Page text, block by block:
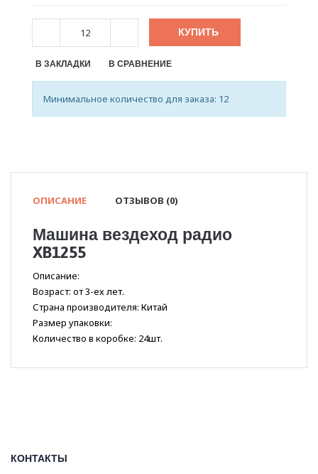
КУПИТЬ
В ЗАКЛАДКИ В СРАВНЕНИЕ
Минимальное количество для заказа: 12
ОПИСАНИЕ ОТЗЫВОВ (0)
Машина вездеход радио
XB1255
Описание:
Возраст: от 3-ех лет.
Страна производителя: Китай
Размер упаковки:
Количество в коробке: 24шт.
КОНТАКТЫ